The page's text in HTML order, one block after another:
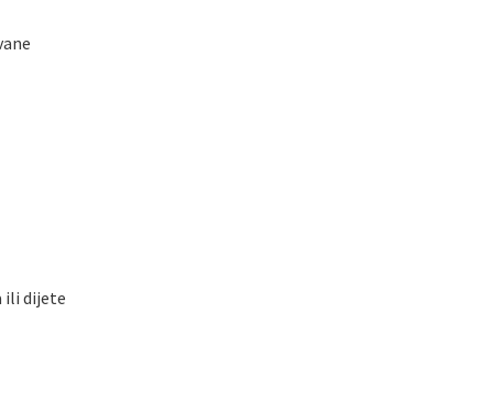
ili dijete